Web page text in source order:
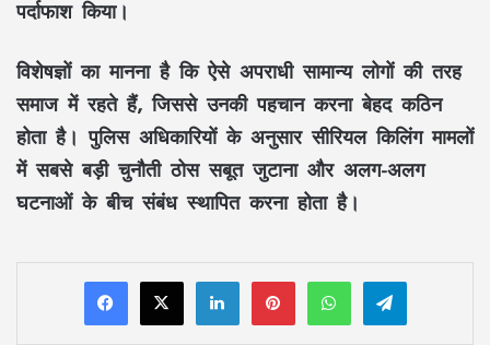
पर्दाफाश किया।
विशेषज्ञों का मानना है कि ऐसे अपराधी सामान्य लोगों की तरह
समाज में रहते हैं, जिससे उनकी पहचान करना बेहद कठिन
होता है। पुलिस अधिकारियों के अनुसार सीरियल किलिंग मामलों
में सबसे बड़ी चुनौती ठोस सबूत जुटाना और अलग-अलग
घटनाओं के बीच संबंध स्थापित करना होता है।
LinkedInPinterestWhatsAppTelegram